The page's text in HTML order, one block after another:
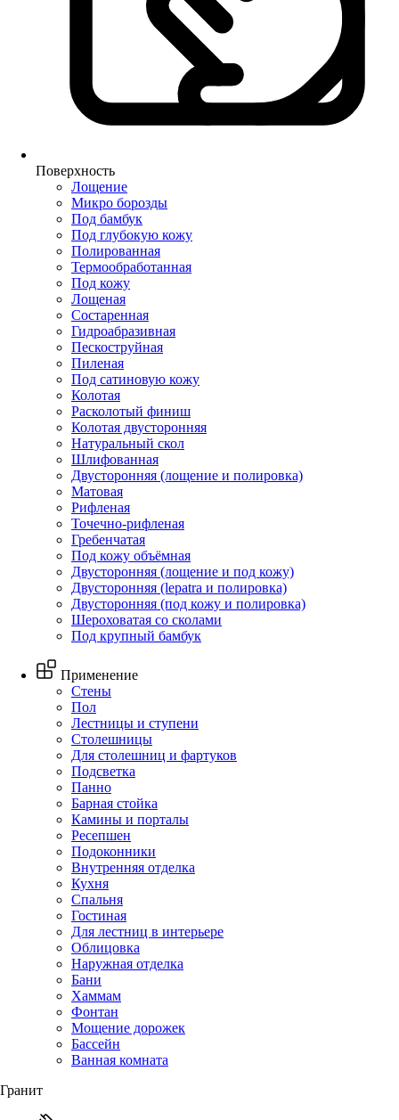
Поверхность
Лощение
Микро борозды
Под бамбук
Под глубокую кожу
Полированная
Термообработанная
Под кожу
Лощеная
Состаренная
Гидроабразивная
Пескоструйная
Пиленая
Под сатиновую кожу
Колотая
Расколотый финиш
Колотая двусторонняя
Натуральный скол
Шлифованная
Двусторонняя (лощение и полировка)
Матовая
Рифленая
Точечно-рифленая
Гребенчатая
Под кожу объёмная
Двусторонняя (лощение и под кожу)
Двусторонняя (lepatra и полировка)
Двусторонняя (под кожу и полировка)
Шероховатая со сколами
Под крупный бамбук
Применение
Стены
Пол
Лестницы и ступени
Столешницы
Для столешниц и фартуков
Подсветка
Панно
Барная стойка
Камины и порталы
Ресепшен
Подоконники
Внутренняя отделка
Кухня
Спальня
Гостиная
Для лестниц в интерьере
Облицовка
Наружная отделка
Бани
Хаммам
Фонтан
Мощение дорожек
Бассейн
Ванная комната
Гранит